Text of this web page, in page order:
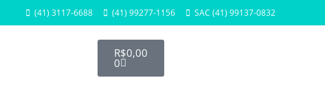
(41) 3117-6688 (41) 99277-1156 SAC (41) 99137-0832
R$0,00
0